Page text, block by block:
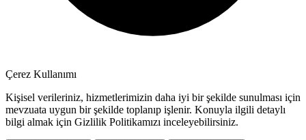
Çerez Kullanımı
Kişisel verileriniz, hizmetlerimizin daha iyi bir şekilde sunulması için
mevzuata uygun bir şekilde toplanıp işlenir. Konuyla ilgili detaylı
bilgi almak için Gizlilik Politikamızı inceleyebilirsiniz.